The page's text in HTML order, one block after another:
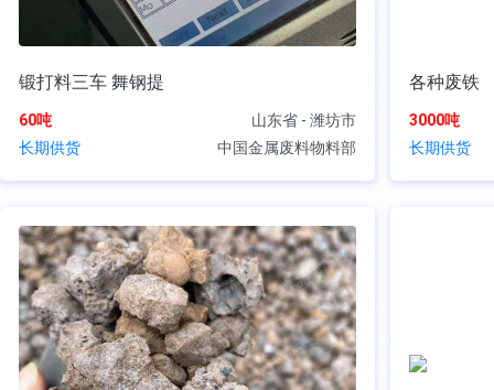
锻打料三车 舞钢提
60吨
山东省 - 潍坊市
长期供货
中国金属废料物料部
各种废铁
3000吨
长期供货